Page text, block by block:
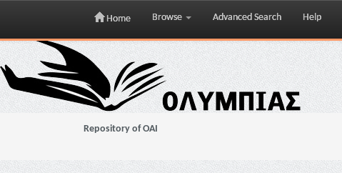
Skip
navigation
Home Browse Advanced Search Help
Repository of OAI